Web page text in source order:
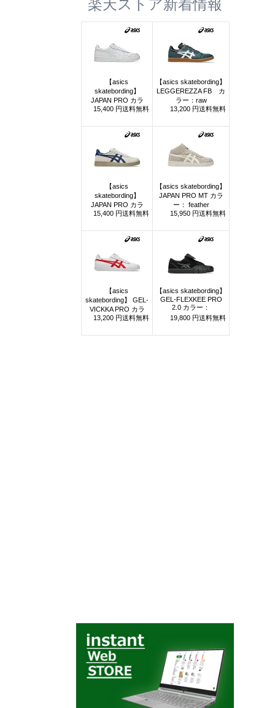
楽天ストア新着情報